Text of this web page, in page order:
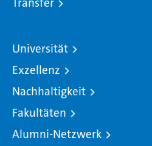
Universität
Exzellenz
Nachhaltigkeit
Fakultäten
Alumni-Netzwerk